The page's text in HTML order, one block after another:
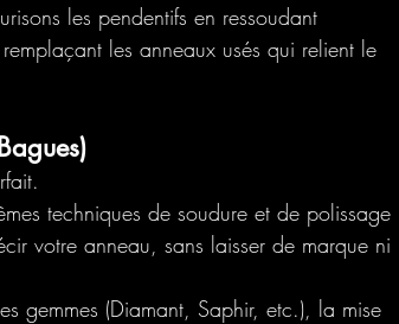
les pendentifs en ressoudant
les anneaux usés qui relient le
techniques de soudure et de polissage
votre anneau, sans laisser de marque ni
gemmes (Diamant, Saphir, etc.), la mise